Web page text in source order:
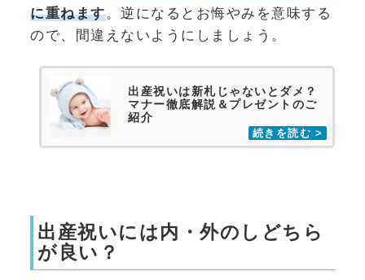
に重ねます。逆になるとお悔やみを意味する
ので、間違えないようにしましょう。
出産祝いは新札じゃないとダメ？
マナー徹底解説＆プレゼントのご
紹介
出産祝いには内・外のしどちら
が良い？